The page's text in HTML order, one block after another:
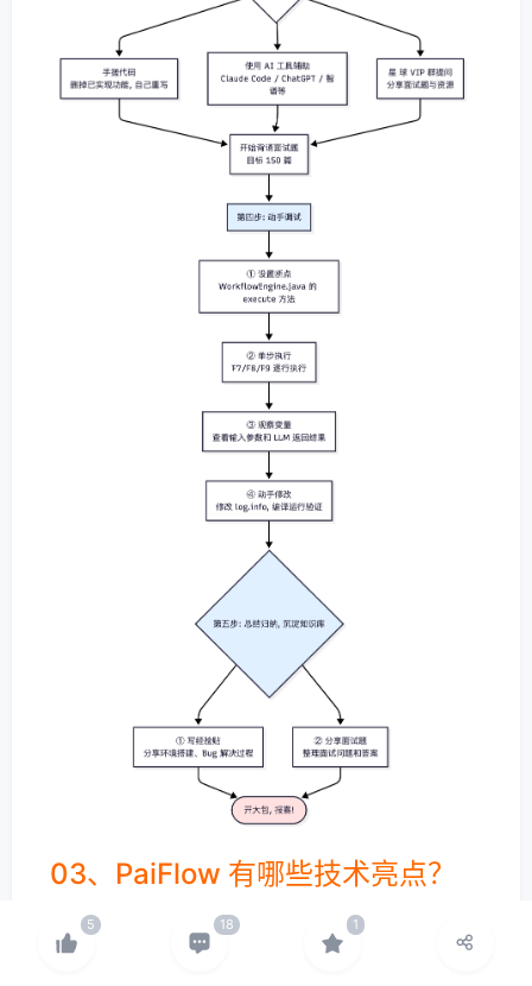
03、PaiFlow 有哪些技术亮点？
这次 PaiFlow 用到的技术栈真的很多，我给大家梳
理一下核心的亮点：